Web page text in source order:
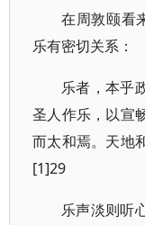
在周敦颐看
乐有密切关系：
乐者，本乎
圣人作乐，以宣
而太和焉。天地
[1]29
乐声淡则听